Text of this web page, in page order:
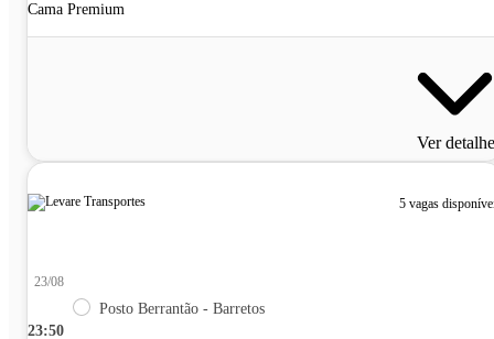
Cama Premium
Ver
5 vagas
23:50
23/08
Posto Berrantão - Barretos